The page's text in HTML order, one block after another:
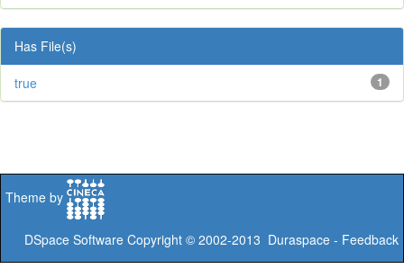
Has File(s)
1
true
Theme by
DSpace Software Copyright © 2002-2013 Duraspace - Feedback